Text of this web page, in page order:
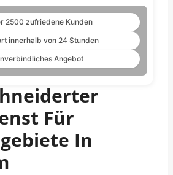
2500 zufriedene Kunden
innerhalb von 24 Stunden
Angebot
Für
In